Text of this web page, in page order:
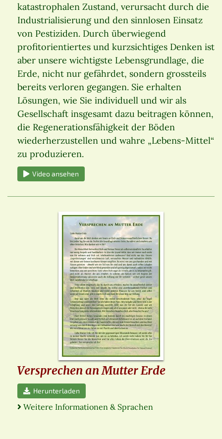
katastrophalen Zustand, verursacht durch die
Industrialisierung und den sinnlosen Einsatz
von Pestiziden. Durch überwiegend
profitorientiertes und kurzsichtiges Denken ist
aber unsere wichtigste Lebensgrundlage, die
Erde, nicht nur gefährdet, sondern grossteils
bereits verloren gegangen. Sie erhalten
Lösungen, wie Sie individuell und wir als
Gesellschaft insgesamt dazu beitragen können,
die Regenerationsfähigkeit der Böden
wiederherzustellen und wahre „Lebens-Mittel“
zu produzieren.
Video ansehen
Versprechen an Mutter Erde
Herunterladen
Weitere Informationen & Sprachen